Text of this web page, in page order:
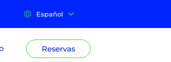
Español
Reservas